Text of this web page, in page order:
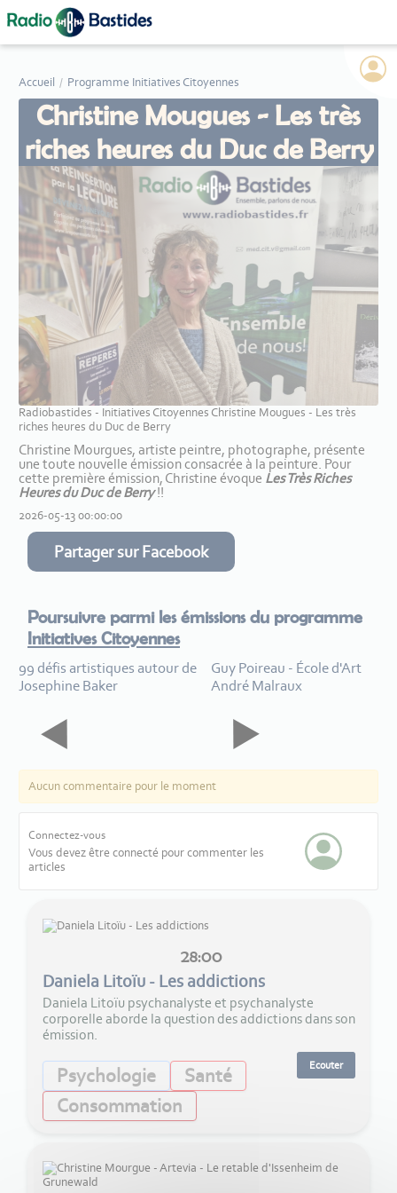
Accueil Programme Initiatives Citoyennes
Christine Mougues - Les très
riches heures du Duc de Berry
Radiobastides - Initiatives Citoyennes Christine Mougues - Les très
riches heures du Duc de Berry
Christine Mourgues, artiste peintre, photographe, présente
une toute nouvelle émission consacrée à la peinture. Pour
cette première émission, Christine évoque Les Très Riches
Heures du Duc de Berry!!
2026-05-13 00:00:00
Partager sur Facebook
Poursuivre parmi les émissions du programme
Initiatives Citoyennes
99 défis artistiques autour de
Josephine Baker
Guy Poireau - École d'Art
André Malraux
Aucun commentaire pour le moment
Connectez-vous
Vous devez être connecté pour commenter les
articles
28:00
Daniela Litoïu - Les addictions
Daniela Litoïu psychanalyste et psychanalyste
corporelle aborde la question des addictions dans son
émission.
Psychologie
Santé
Consommation
Ecouter
Panneau de gestion des cookies